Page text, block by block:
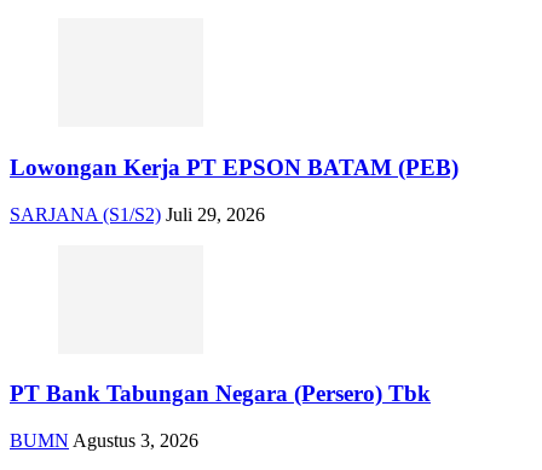
Lowongan Kerja PT EPSON BATAM (PEB)
SARJANA (S1/S2) Juli 29, 2026
PT Bank Tabungan Negara (Persero) Tbk
BUMN Agustus 3, 2026